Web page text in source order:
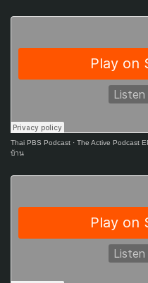
Thai PBS Podcast · The Active Podcast
บ้าน